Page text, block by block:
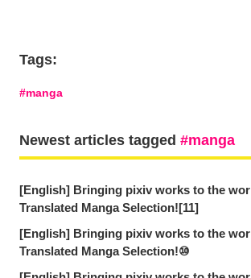
Tags:
manga
Newest articles tagged manga
[English] Bringing pixiv works to the
Translated Manga Selection![11]
[English] Bringing pixiv works to the
Translated Manga Selection!⑩